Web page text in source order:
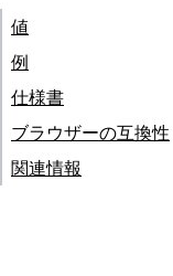
値
例
仕様書
ブラウザーの互換性
関連情報